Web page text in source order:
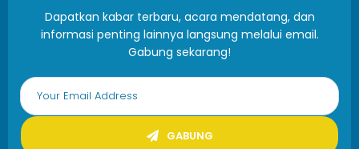
Dapatkan kabar terbaru, acara mendatang, dan
informasi penting lainnya langsung melalui email.
Gabung sekarang!
GABUNG